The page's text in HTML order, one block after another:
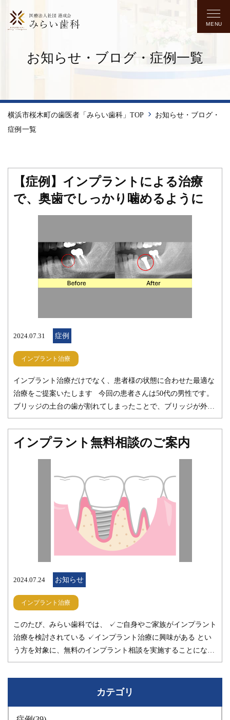
MENU
お知らせ・ブログ・症例一覧
横浜市桜木町の歯医者「みらい歯科」TOP
お知らせ・ブログ・
症例一覧
カテゴリ
【症例】インプラントによる治療
で、奥歯でしっかり噛めるように
2024.07.31 症例
インプラント治療
インプラント治療だけでなく、患者様の状態に合わせた最適な
治療をご提案いたします 今回の患者さんは50代の男性です。
ブリッジの土台の歯が割れてしまったことで、ブリッジが外れ
てしまいました。この状態からの治療の選択肢は、 ・インプラ
ブリッジを作る。 の２つが現実的なプランだと思います。もち
ろん１本分の部分入れ歯を作るという方法もありますが、やは
ど歯応えのあるものが噛みにくかったりすることが多いです。
今回は、左下の一番奥の歯には大きな差し歯が入っていて、こ
の歯にこれ以上の力を加えると折れてしまうリスクが高いこ
と、また抜歯になってしまった６番目の歯の下には、インプラ
ントを支えるのには十分な骨が獲得できていることから、イン
プラント治療をお勧めしました。 インプラント治療によるメリ
ットは多いと思いますが、患者さんそれぞれの状況（年齢 全
身状態 お口の中の状態 来院できる回数）により最適な治療
法は違ってくると思います。その方にとっての、最適な治療法
をご提案できればと思っております。 みらい歯科では、インプ
ラント無料相談も実施しています。患者さんにとってインプラ
ント治療が適しているかどうかも含めてお話しておりますの
で、お気軽にご予約、ご来院ください。 こちらもご参照くだ
さい。 インプラント治療｜みらい歯科 インプラント無料相談
のご案内|みらい歯科 みらい歯科 歯科医師 森昂大
インプラント無料相談のご案内
2024.07.24 お知らせ
インプラント治療
このたび、みらい歯科では、 ✓ご自身やご家族がインプラント
治療を検討されている ✓インプラント治療に興味がある とい
う方を対象に、無料のインプラント相談を実施することになり
ました。 ご相談では、インプラント治療の経験豊富な歯科医
師が丁寧にお話を伺います。 ご家族と一緒にお越しいただいて
も大丈夫です。 インプラント治療について、ご不安なことや聞
インプラント無料相談について 【対象者】 ・歯がない部位